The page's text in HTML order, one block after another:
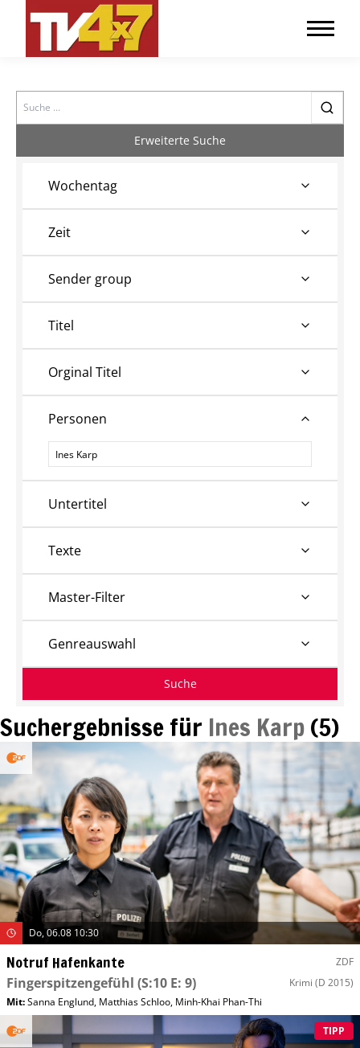
Search
Suchergebnisse für Ines Karp(5)
Do, 06.08 10:30
Notruf Hafenkante ZDF
Fingerspitzengefühl (S:10 E: 9) Krimi (D 2015)
Mit:Sanna Englund, Matthias Schloo, Minh-Khai Phan-Thi
TIPP
Erweiterte Suche
Wochentag
Zeit
Sender group
Titel
Orginal Titel
Personen
Personen
Untertitel
Texte
Master-Filter
Genreauswahl
Suche